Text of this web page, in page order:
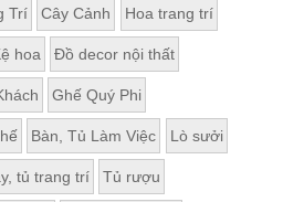
Trí Cây Cảnh Hoa trang trí
hoa Đồ decor nội thất
Ghế Quý Phi
Bàn, Tủ Làm Việc Lò sưởi
tủ trang trí Tủ rượu